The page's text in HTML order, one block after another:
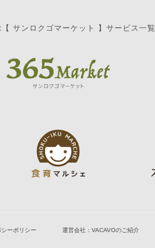
サンロクゴマーケット 】サービス一覧
シーポリシー 運営会社：VACAVOのご紹介